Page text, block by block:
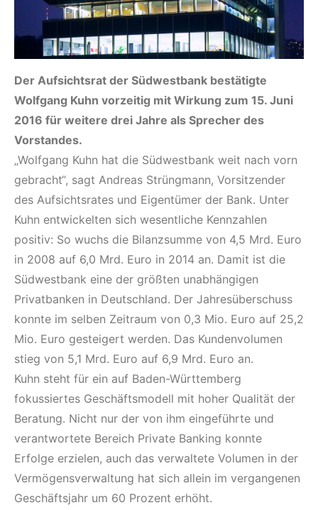
Der Aufsichtsrat der Südwestbank bestätigte
Wolfgang Kuhn vorzeitig mit Wirkung zum 15. Juni
2016 für weitere drei Jahre als Sprecher des
Vorstandes.
„Wolfgang Kuhn hat die Südwestbank weit nach vorn
gebracht“, sagt Andreas Strüngmann, Vorsitzender
des Aufsichtsrates und Eigentümer der Bank. Unter
Kuhn entwickelten sich wesentliche Kennzahlen
positiv: So wuchs die Bilanzsumme von 4,5 Mrd. Euro
in 2008 auf 6,0 Mrd. Euro in 2014 an. Damit ist die
Südwestbank eine der größten unabhängigen
Privatbanken in Deutschland. Der Jahresüberschuss
konnte im selben Zeitraum von 0,3 Mio. Euro auf 25,2
Mio. Euro gesteigert werden. Das Kundenvolumen
stieg von 5,1 Mrd. Euro auf 6,9 Mrd. Euro an.
Kuhn steht für ein auf Baden-Württemberg
fokussiertes Geschäftsmodell mit hoher Qualität der
Beratung. Nicht nur der von ihm eingeführte und
verantwortete Bereich Private Banking konnte
Erfolge erzielen, auch das verwaltete Volumen in der
Vermögensverwaltung hat sich allein im vergangenen
Geschäftsjahr um 60 Prozent erhöht.